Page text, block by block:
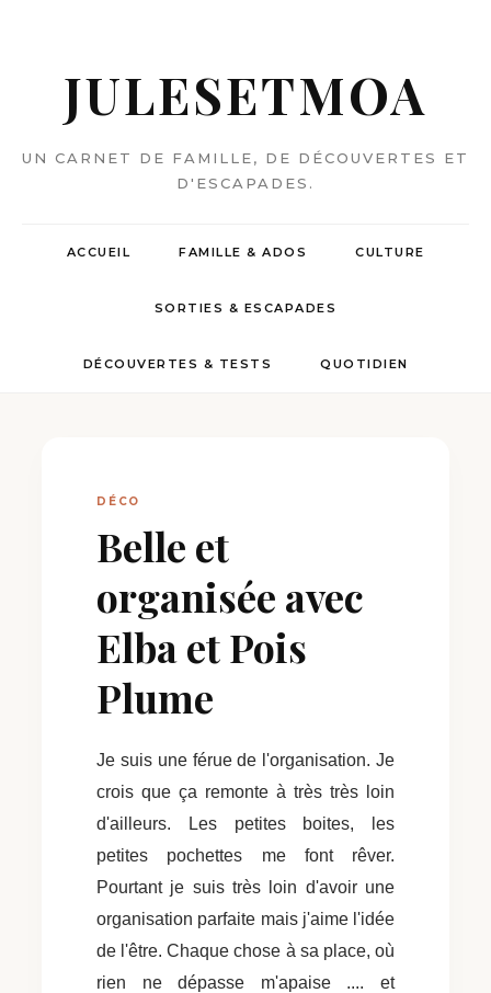
JULESETMOA
UN CARNET DE FAMILLE, DE DÉCOUVERTES ET
D'ESCAPADES.
ACCUEIL FAMILLE & ADOS CULTURE
SORTIES & ESCAPADES
DÉCOUVERTES & TESTS QUOTIDIEN
DÉCO
Belle et
organisée avec
Elba et Pois
Plume
Je suis une férue de l'organisation. Je
crois que ça remonte à très très loin
d'ailleurs. Les petites boites, les
petites pochettes me font rêver.
Pourtant je suis très loin d'avoir une
organisation parfaite mais j'aime l'idée
de l'être. Chaque chose à sa place, où
rien ne dépasse m'apaise .... et